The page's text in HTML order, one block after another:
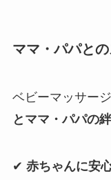
ママ・パパと
ベビーマッサー
とママ・パパの
✔ 赤ちゃんに安